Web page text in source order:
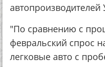
"По сравнению с
февральский спрос
легковые авто с